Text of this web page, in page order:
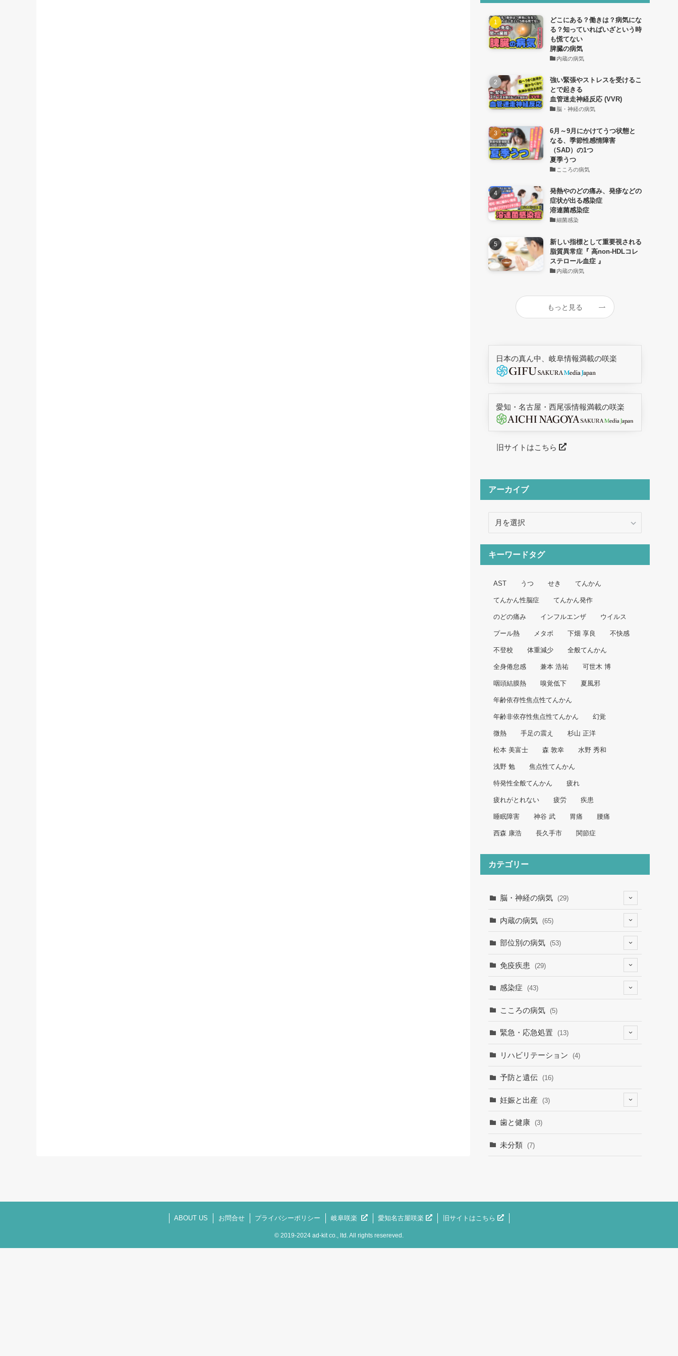
どこにある？働きは？病気にな
る？知っていればいざという時
も慌てない
脾臓の病気
内蔵の病気
強い緊張やストレスを受けるこ
とで起きる
血管迷走神経反応 (VVR)
脳・神経の病気
6月～9月にかけてうつ状態と
なる、季節性感情障害
（SAD）の1つ
夏季うつ
こころの病気
発熱やのどの痛み、発疹などの
症状が出る感染症
溶連菌感染症
細菌感染
新しい指標として重要視される
脂質異常症『 高non-HDLコレ
ステロール血症 』
内蔵の病気
もっと見る
日本の真ん中、岐阜情報満載の咲楽
愛知・名古屋・西尾張情報満載の咲楽
旧サイトはこちら
アーカイブ
イ
ブ
キーワードタグ
AST うつ せき てんかん
てんかん性脳症 てんかん発作
のどの痛み インフルエンザ ウイルス
プール熱 メタボ 下畑 享良 不快感
不登校 体重減少 全般てんかん
全身倦怠感 兼本 浩祐 可世木 博
咽頭結膜熱 嗅覚低下 夏風邪
年齢依存性焦点性てんかん
年齢非依存性焦点性てんかん 幻覚
微熱 手足の震え 杉山 正洋
松本 美富士 森 敦幸 水野 秀和
浅野 勉 焦点性てんかん
特発性全般てんかん 疲れ
疲れがとれない 疲労 疾患
睡眠障害 神谷 武 胃痛 腰痛
西森 康浩 長久手市 関節症
カテゴリー
脳・神経の病気 (29)
(4)
(2)
(1)
(7)
内蔵の病気 (65)
(6)
(19)
(1)
部位別の病気 (53)
(7)
(15)
(3)
免疫疾患 (29)
(8)
感染症 (43)
(9)
(30)
こころの病気 (5)
緊急・応急処置 (13)
(6)
リハビリテーション (4)
予防と遺伝 (16)
妊娠と出産 (3)
歯と健康 (3)
未分類 (7)
ABOUT US お問合せ プライバシーポリシー 岐阜咲楽 愛知名古屋咲楽 旧サイトはこちら
© 2019-2024 ad-kit co., ltd. All rights resereved.